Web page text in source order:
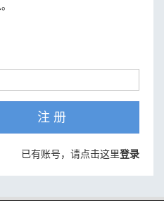
注 册
已有账号，请点击这里登录